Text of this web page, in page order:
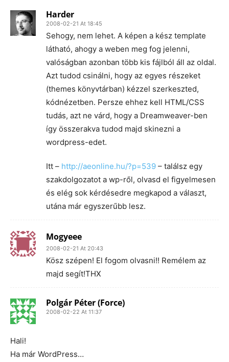
Harder
2008-02-21 At 18:45
Sehogy, nem lehet. A képen a kész template
látható, ahogy a weben meg fog jelenni,
valóságban azonban több kis fájlból áll az oldal.
Azt tudod csinálni, hogy az egyes részeket
(themes könyvtárban) kézzel szerkeszted,
kódnézetben. Persze ehhez kell HTML/CSS
tudás, azt ne várd, hogy a Dreamweaver-ben
így összerakva tudod majd skinezni a
wordpress-edet.
Itt – http://aeonline.hu/?p=539 – találsz egy
szakdolgozatot a wp-ről, olvasd el figyelmesen
és elég sok kérdésedre megkapod a választ,
utána már egyszerűbb lesz.
Mogyeee
2008-02-21 At 20:43
Kösz szépen! El fogom olvasni!! Remélem az
majd segít!THX
Polgár Péter (Force)
2008-02-22 At 11:37
Hali!
Ha már WordPress…